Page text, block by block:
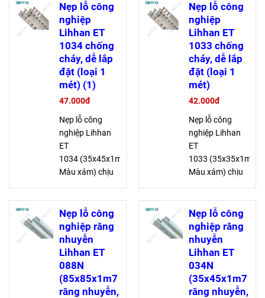
Nẹp lỗ công
nghiệp
Lihhan ET
1034 chống
cháy, dễ lắp
đặt (loại 1
mét) (1)
47.000đ
Nẹp lỗ công
nghiệp Lihhan
ET
1034 (35x45x1m,
Màu xám) chịu
toàn cho dây
dẫn, làm từ bột
PVC chống
cháy, lắp ráp dễ
dàng, lý tưởng
cho máng dây
tủ điện
Nẹp lỗ công
nghiệp
Lihhan ET
1033 chống
cháy, dễ lắp
đặt (loại 1
mét)
42.000đ
Nẹp lỗ công
nghiệp Lihhan
ET
1033 (35x35x1m,
Màu xám) chịu
toàn cho dây
dẫn, làm từ bột
PVC chống
cháy, lắp ráp dễ
dàng, lý tưởng
cho máng dây
tủ điện
Nẹp lỗ công
nghiệp răng
nhuyễn
Lihhan ET
088N
(85x85x1m7
răng nhuyễn,
Nẹp lỗ công
nghiệp răng
nhuyễn
Lihhan ET
034N
(35x45x1m7
răng nhuyễn,